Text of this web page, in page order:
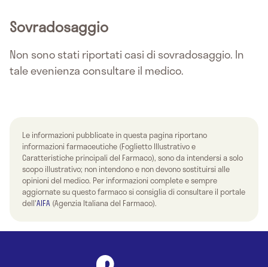
Sovradosaggio
Non sono stati riportati casi di sovradosaggio. In
tale evenienza consultare il medico.
Le informazioni pubblicate in questa pagina riportano
informazioni farmaceutiche (Foglietto Illustrativo e
Caratteristiche principali del Farmaco), sono da intendersi a solo
scopo illustrativo; non intendono e non devono sostituirsi alle
opinioni del medico. Per informazioni complete e sempre
aggiornate su questo farmaco si consiglia di consultare il portale
dell'AIFA (Agenzia Italiana del Farmaco).